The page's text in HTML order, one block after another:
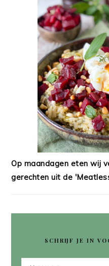
Op maandagen eten wij
gerechten uit de
SCHRIJF JE IN